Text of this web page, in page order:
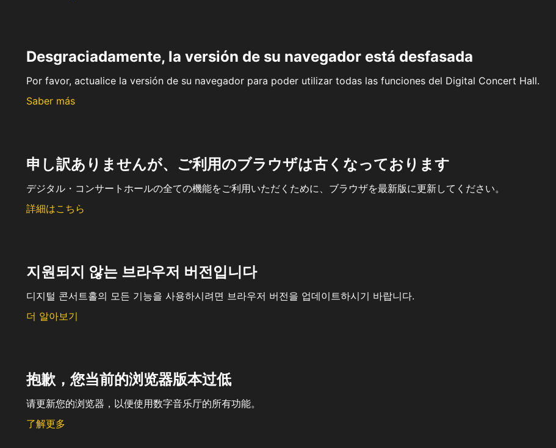
Desgraciadamente, la versión de su navegador está desfasada
Por favor, actualice la versión de su navegador para poder utilizar todas las funciones del Digital Concert Hall.
Saber más
申し訳ありませんが、ご利用のブラウザは古くなっております
デジタル・コンサートホールの全ての機能をご利用いただくために、ブラウザを最新版に更新してください。
詳細はこちら
지원되지 않는 브라우저 버전입니다
디지털 콘서트홀의 모든 기능을 사용하시려면 브라우저 버전을 업데이트하시기 바랍니다.
더 알아보기
抱歉，您当前的浏览器版本过低
请更新您的浏览器，以便使用数字音乐厅的所有功能。
了解更多